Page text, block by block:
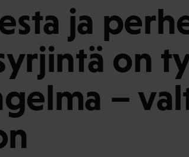
ja
on
–